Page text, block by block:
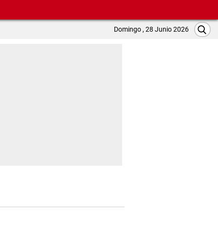
Domingo , 28 Junio 2026